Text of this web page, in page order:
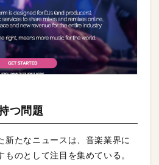
つ問題
新たなニュースは、音楽業界に
のとして注目を集めている。